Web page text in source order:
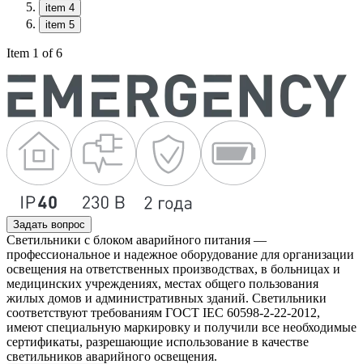
item 4
item 5
Item 1 of 6
Задать вопрос
Светильники с блоком аварийного питания —
профессиональное и надежное оборудование для организации
освещения на ответственных производствах, в больницах и
медицинских учреждениях, местах общего пользования
жилых домов и административных зданий. Светильники
соответствуют требованиям ГОСТ IEC 60598-2-22-2012,
имеют специальную маркировку и получили все необходимые
сертификаты, разрешающие использование в качестве
светильников аварийного освещения.